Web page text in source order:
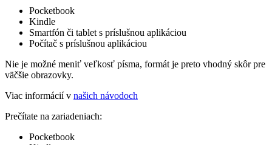
Pocketbook
Kindle
Smartfón či tablet s príslušnou aplikáciou
Počítač s príslušnou aplikáciou
Nie je možné meniť veľkosť písma, formát je preto vhodný skôr pre
väčšie obrazovky.
Viac informácií v našich návodoch
Prečítate na zariadeniach:
Pocketbook